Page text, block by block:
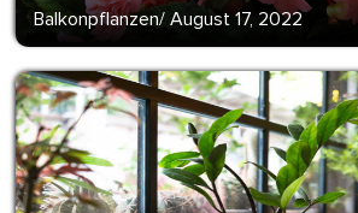
Balkonpflanzen/ August 17, 2022